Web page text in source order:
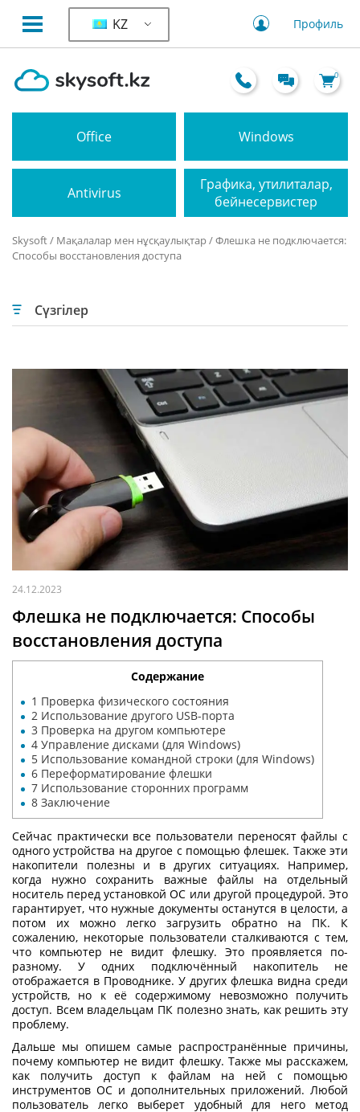
KZ Профиль
0
Office Windows
Antivirus
Графика, утилиталар,
бейнесервистер
Skysoft/ Мақалалар мен нұсқаулықтар/ Флешка не подключается:
Способы восстановления доступа
Сүзгілер
24.12.2023
Флешка не подключается: Способы
восстановления доступа
Содержание
1 Проверка физического состояния
2 Использование другого USB-порта
3 Проверка на другом компьютере
4 Управление дисками (для Windows)
5 Использование командной строки (для Windows)
6 Переформатирование флешки
7 Использование сторонних программ
8 Заключение
Сейчас практически все пользователи переносят файлы с
одного устройства на другое с помощью флешек. Также эти
накопители полезны и в других ситуациях. Например,
когда нужно сохранить важные файлы на отдельный
носитель перед установкой ОС или другой процедурой. Это
гарантирует, что нужные документы останутся в целости, а
потом их можно легко загрузить обратно на ПК. К
сожалению, некоторые пользователи сталкиваются с тем,
что компьютер не видит флешку. Это проявляется по-
разному. У одних подключённый накопитель не
отображается в Проводнике. У других флешка видна среди
устройств, но к её содержимому невозможно получить
доступ. Всем владельцам ПК полезно знать, как решить эту
проблему.
Дальше мы опишем самые распространённые причины,
почему компьютер не видит флешку. Также мы расскажем,
как получить доступ к файлам на ней с помощью
инструментов ОС и дополнительных приложений. Любой
пользователь легко выберет удобный для него метод